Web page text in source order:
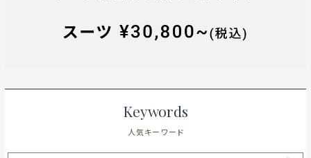
Keywords
人気キーワード